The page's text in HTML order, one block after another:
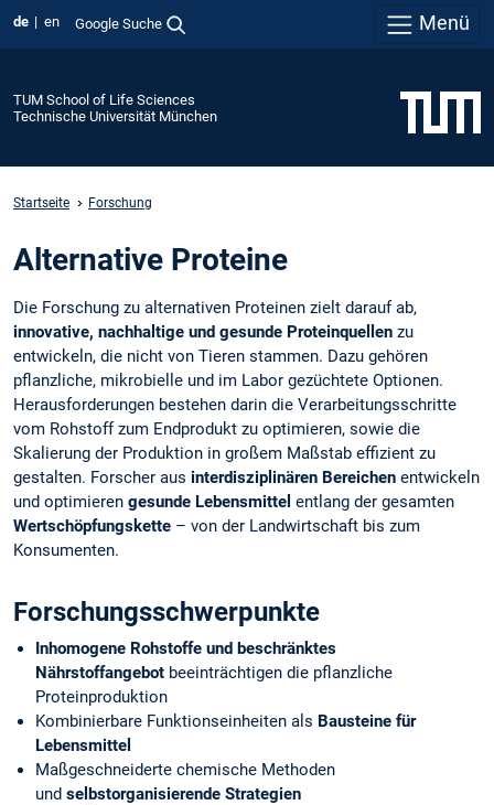
de en Google Suche Menü
TUM School of Life Sciences
Technische Universität München
Startseite Forschung
Alternative Proteine
Die Forschung zu alternativen Proteinen zielt darauf ab,
innovative, nachhaltige und gesunde Proteinquellen zu
entwickeln, die nicht von Tieren stammen. Dazu gehören
pflanzliche, mikrobielle und im Labor gezüchtete Optionen.
Herausforderungen bestehen darin die Verarbeitungsschritte
vom Rohstoff zum Endprodukt zu optimieren, sowie die
Skalierung der Produktion in großem Maßstab effizient zu
gestalten. Forscher aus interdisziplinären Bereichen entwickeln
und optimieren gesunde Lebensmittel entlang der gesamten
Wertschöpfungskette – von der Landwirtschaft bis zum
Konsumenten.
Forschungsschwerpunkte
Inhomogene Rohstoffe und beschränktes
Nährstoffangebot beeinträchtigen die pflanzliche
Proteinproduktion
Kombinierbare Funktionseinheiten als Bausteine für
Lebensmittel
Maßgeschneiderte chemische Methoden
und selbstorganisierende Strategien